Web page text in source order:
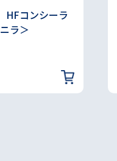
コンシーラ
ラ＞